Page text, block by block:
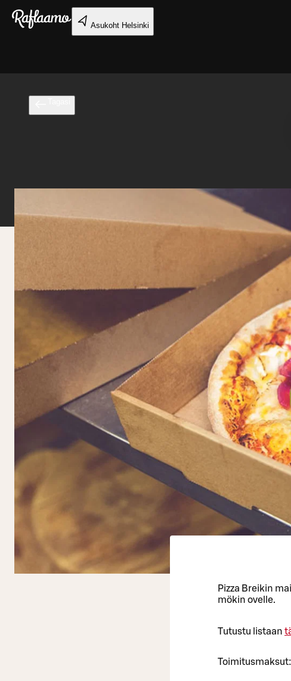
Liigu peamise sisu juurde
Asukoht Helsinki
Pizza Breikin
mökin ovelle.
Tutustu listaan
Toimitusmaksut: